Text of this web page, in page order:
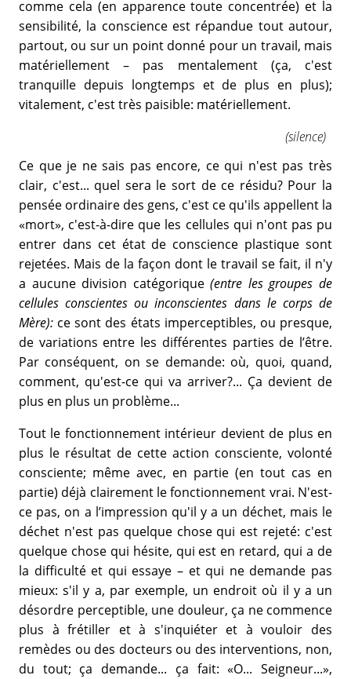
comme cela (en apparence toute concentrée) et la
sensibilité, la conscience est répandue tout autour,
partout, ou sur un point donné pour un travail, mais
matériellement – pas mentalement (ça, c'est
tranquille depuis longtemps et de plus en plus);
vitalement, c'est très paisible: matériellement.
(silence)
Ce que je ne sais pas encore, ce qui n'est pas très
clair, c'est... quel sera le sort de ce résidu? Pour la
pensée ordinaire des gens, c'est ce qu'ils appellent la
«mort», c'est-à-dire que les cellules qui n'ont pas pu
entrer dans cet état de conscience plastique sont
rejetées. Mais de la façon dont le travail se fait, il n'y
a aucune division catégorique(entre les groupes de
cellules conscientes ou inconscientes dans le corps de
Mère): ce sont des états imperceptibles, ou presque,
de variations entre les différentes parties de l’être.
Par conséquent, on se demande: où, quoi, quand,
comment, qu'est-ce qui va arriver?... Ça devient de
plus en plus un problème...
Tout le fonctionnement intérieur devient de plus en
plus le résultat de cette action consciente, volonté
consciente; même avec, en partie (en tout cas en
partie) déjà clairement le fonctionnement vrai. N'est-
ce pas, on a l’impression qu'il y a un déchet, mais le
déchet n'est pas quelque chose qui est rejeté: c'est
quelque chose qui hésite, qui est en retard, qui a de
la difficulté et qui essaye – et qui ne demande pas
mieux: s'il y a, par exemple, un endroit où il y a un
désordre perceptible, une douleur, ça ne commence
plus à frétiller et à s'inquiéter et à vouloir des
remèdes ou des docteurs ou des interventions, non,
du tout; ça demande... ça fait: «O... Seigneur...»,